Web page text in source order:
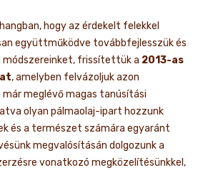
hogy az érdekelt felekkel
együttműködve továbbfejlesszük és
módszereinket, frissítettük a 2013-as
, amelyben felvázoljuk azon
meglévő magas tanúsítási
olyan pálmaolaj-ipart hozzunk
és a természet számára egyaránt
megvalósításán dolgozunk a
vonatkozó megközelítésünkkel,